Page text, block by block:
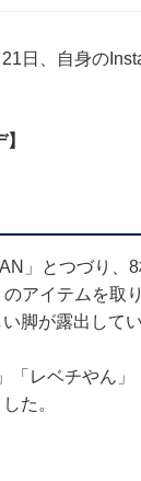
日、自身の
」とつづり、8
アイテムを取
脚が露出してい
「レベチやん
た。